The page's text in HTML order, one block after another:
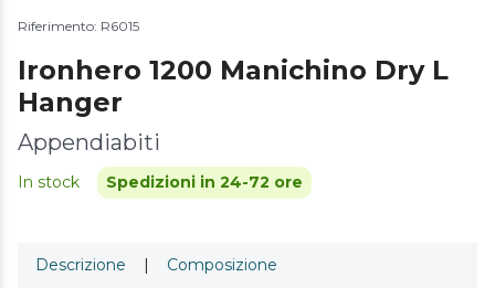
Riferimento: R6015
Ironhero 1200 Manichino Dry L
Hanger
Appendiabiti
In stock Spedizioni in 24-72 ore
Descrizione | Composizione